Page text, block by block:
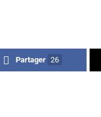
Partager 26